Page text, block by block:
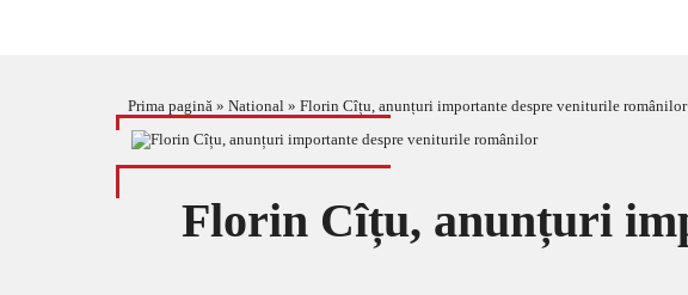
Prima pagină » National » Florin Cîțu, anunțuri importante despre veniturile românilor
Florin Cîțu, anunțuri